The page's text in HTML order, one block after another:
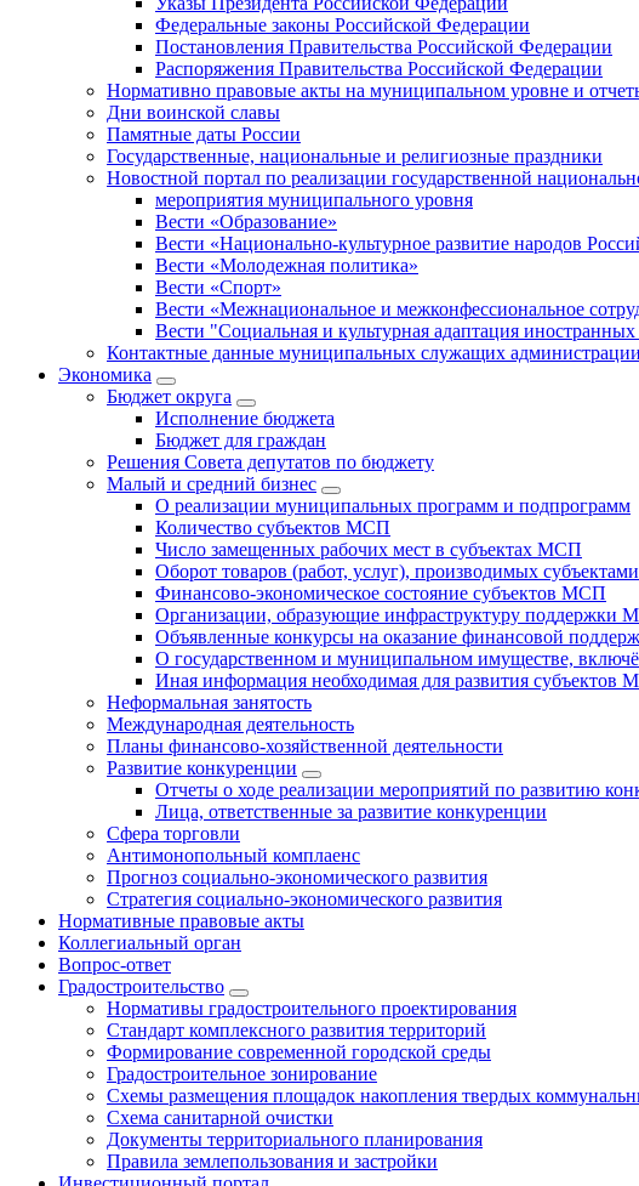
Федеральные законы Российской Федерации
Постановления Правительства Российской Федерации
Распоряжения Правительства Российской Федерации
Нормативно правовые акты на муниципальном уровне и
Дни воинской славы
Памятные даты России
Государственные, национальные и религиозные праздники
Новостной портал по реализации государственной
мероприятия муниципального уровня
Вести «Образование»
Вести «Национально-культурное развитие народов
Вести «Молодежная политика»
Вести «Спорт»
Вести «Межнациональное и межконфессиональное
Вести "Социальная и культурная адаптация
Контактные данные муниципальных служащих
Экономика
Бюджет округa
Исполнение бюджета
Бюджет для граждан
Решения Совета депутатов по бюджету
Малый и средний бизнес
О реализации муниципальных программ и подпрограмм
Количество субъектов МСП
Число замещенных рабочих мест в субъектах МСП
Оборот товаров (работ, услуг), производимых
Финансово-экономическое состояние субъектов МСП
Организации, образующие инфраструктуру поддержки
Объявленные конкурсы на оказание финансовой
О государственном и муниципальном имуществе,
Иная информация необходимая для развития
Неформальная занятость
Международная деятельность
Планы финансово-хозяйственной деятельности
Развитие конкуренции
Отчеты о ходе реализации мероприятий по развитию
Лица, ответственные за развитие конкуренции
Сфера торговли
Антимонопольный комплаенс
Прогноз социально-экономического развития
Стратегия социально-экономического развития
Нормативные правовые акты
Коллегиальный орган
Вопрос-ответ
Градостроительство
Нормативы градостроительного проектирования
Стандарт комплексного развития территорий
Формирование современной городской среды
Градостроительное зонирование
Схемы размещения площадок накопления твердых
Схема санитарной очистки
Документы территориального планирования
Правила землепользования и застройки